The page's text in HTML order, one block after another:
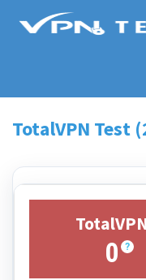
TotalVPN Test
0 ?